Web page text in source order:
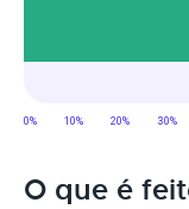
O que é